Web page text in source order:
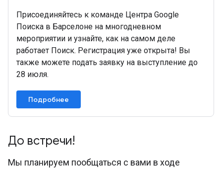
Присоединяйтесь к команде Центра Google
Поиска в Барселоне на многодневном
мероприятии и узнайте, как на самом деле
работает Поиск. Регистрация уже открыта! Вы
также можете подать заявку на выступление до
28 июля.
Подробнее
До встречи!
Мы планируем пообщаться с вами в ходе